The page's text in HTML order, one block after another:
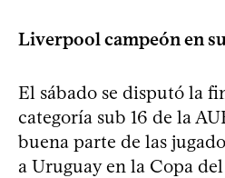
Liverpool campeón en
El sábado se disputó la
categoría sub 16 de la
buena parte de las
a Uruguay en la Copa